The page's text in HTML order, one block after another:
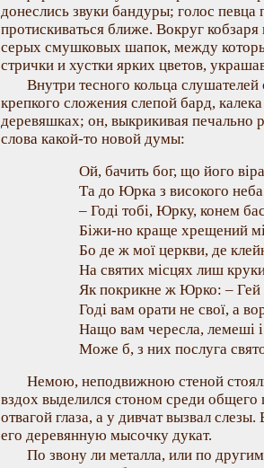
донеслись звуки бандуры; голос
протискиваться ближе. Вокруг
серых смушковых шапок, между
стрички и хустки ярких цветов,
Внутри тесного кольца
крепкого сложения слепой бард,
деревяшках; он, выкрикивая печально
слова какой-то новой думы:
Ой, бачить бог, що його
Та до Юрка з високого
– Годі тобі, Юрку, конем
Біжи-но краще хрещений
Бо де ж мої церкви, де
На святих місцях лиш
Як покрикне ж Юрко: – Гей
Годі вам орати не свої, а
Нащо вам чересла, лемеші
Може б, з них послуга
Немою, неподвижною стеной
вздох выделился стоном среди
отвагой глаза, а у дивчат вызвал
его деревянную мысочку дукат.
По звону ли металла, или по